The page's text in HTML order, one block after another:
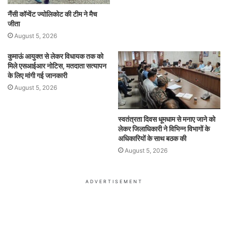
नैंसी कॉन्वेंट ज्योलिकोट की टीम ने मैच
जीता
August 5, 2026
कुमाऊं आयुक्त से लेकर विधायक तक को
मिले एसआईआर नोटिस, मतदाता सत्यापन
के लिए मांगी गई जानकारी
August 5, 2026
स्वतंत्रता दिवस धूमधाम से मनाए जाने को
लेकर जिलाधिकारी ने विभिन्न विभागों के
अधिकारियों के साथ बठक की
August 5, 2026
ADVERTISEMENT